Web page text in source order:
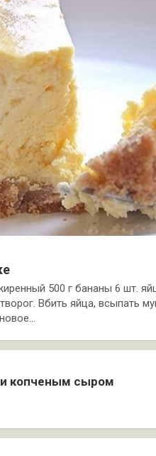
500 г бананы 6 шт.
Вбить яйца, всыпать
копченым сыром